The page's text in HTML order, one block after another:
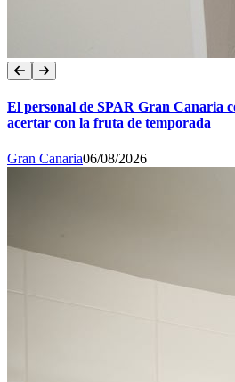
El personal de SPAR Gran Canaria
acertar con la fruta de temporada
Gran Canaria06/08/2026